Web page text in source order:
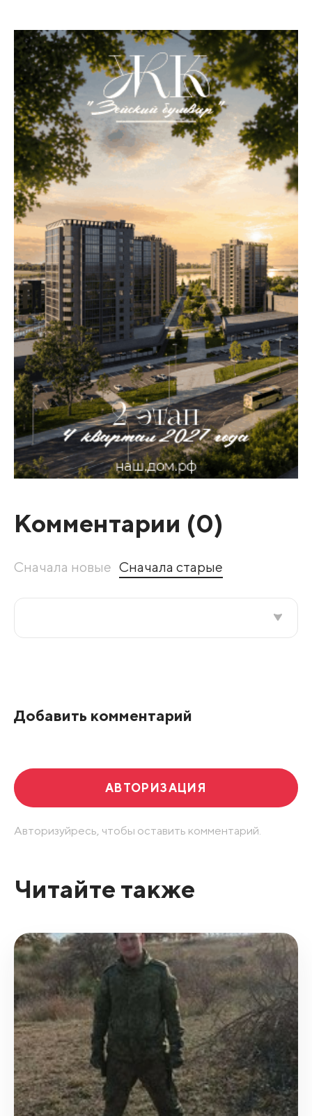
Комментарии (0)
Сначала новые Сначала старые
Добавить комментарий
АВТОРИЗАЦИЯ
Авторизуйресь, чтобы оставить комментарий.
Читайте также